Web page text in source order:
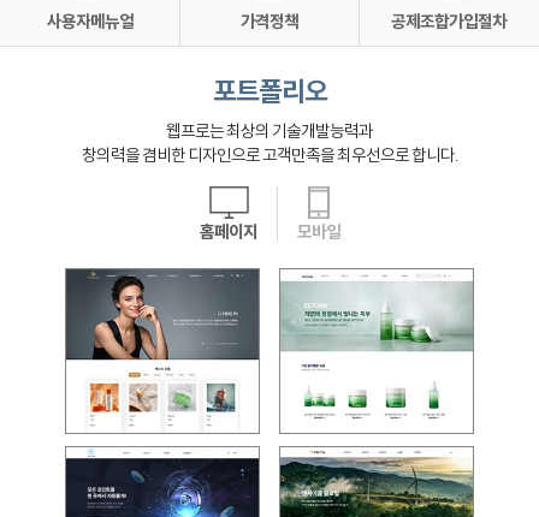
사용자메뉴얼 가격정책 공제조합가입절차
포트폴리오
웹프로는 최상의 기술개발능력과
창의력을 겸비한 디자인으로 고객만족을 최우선으로 합니다.
홈페이지 모바일